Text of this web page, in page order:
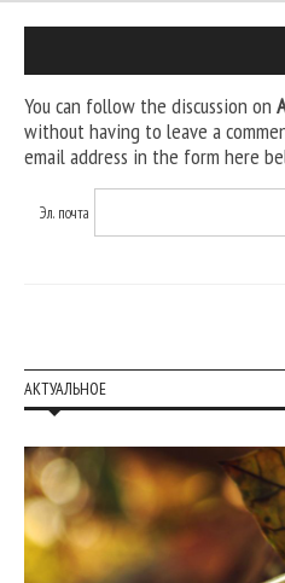
You can follow the discussion on
without having to leave a
email address in the form here
Эл. почта
АКТУАЛЬНОЕ